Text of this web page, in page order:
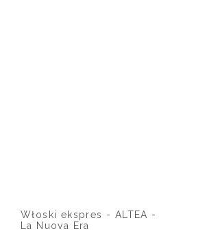
Włoski ekspres - ALTEA -
La Nuova Era